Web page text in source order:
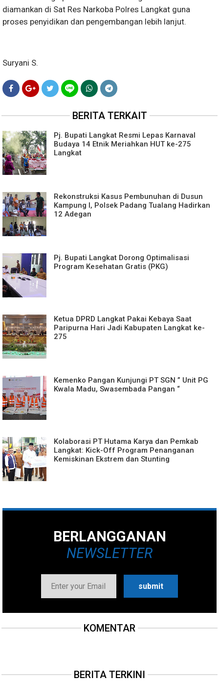
diamankan di Sat Res Narkoba Polres Langkat guna
proses penyidikan dan pengembangan lebih lanjut.
Suryani S.
BERITA TERKAIT
Pj. Bupati Langkat Resmi Lepas Karnaval
Budaya 14 Etnik Meriahkan HUT ke-275
Langkat
Rekonstruksi Kasus Pembunuhan di Dusun
Kampung I, Polsek Padang Tualang Hadirkan
12 Adegan
Pj. Bupati Langkat Dorong Optimalisasi
Program Kesehatan Gratis (PKG)
Ketua DPRD Langkat Pakai Kebaya Saat
Paripurna Hari Jadi Kabupaten Langkat ke-
275
Kemenko Pangan Kunjungi PT SGN ” Unit PG
Kwala Madu, Swasembada Pangan “
Kolaborasi PT Hutama Karya dan Pemkab
Langkat: Kick-Off Program Penanganan
Kemiskinan Ekstrem dan Stunting
BERLANGGANAN
NEWSLETTER
KOMENTAR
BERITA TERKINI